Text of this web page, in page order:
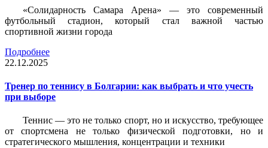
«Солидарность Самара Арена» — это современный
футбольный стадион, который стал важной частью
спортивной жизни города
Подробнее
22.12.2025
Тренер по теннису в Болгарии: как выбрать и что учесть
при выборе
Теннис — это не только спорт, но и искусство, требующее
от спортсмена не только физической подготовки, но и
стратегического мышления, концентрации и техники